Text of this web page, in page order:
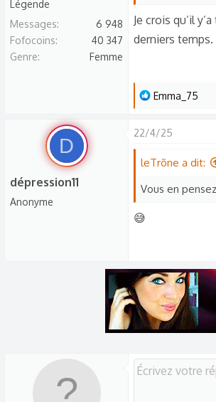
Légende
Messages
6 948
Fofocoins
40 347
Genre
Femme
Je crois qu’il
derniers temps.
L
s
é
c
s
:
Emma_75
D
dépression11
Anonyme
22/4/25
leTrõne a dit:
Vous en
😅